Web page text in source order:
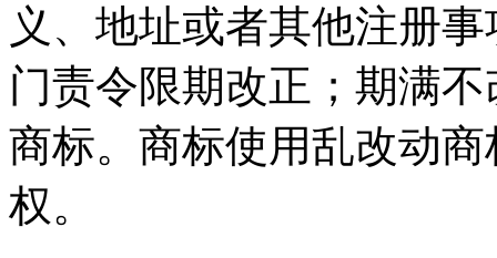
义、地址或者其他注册
门责令限期改正；期满
商标。商标使用乱改动
权。